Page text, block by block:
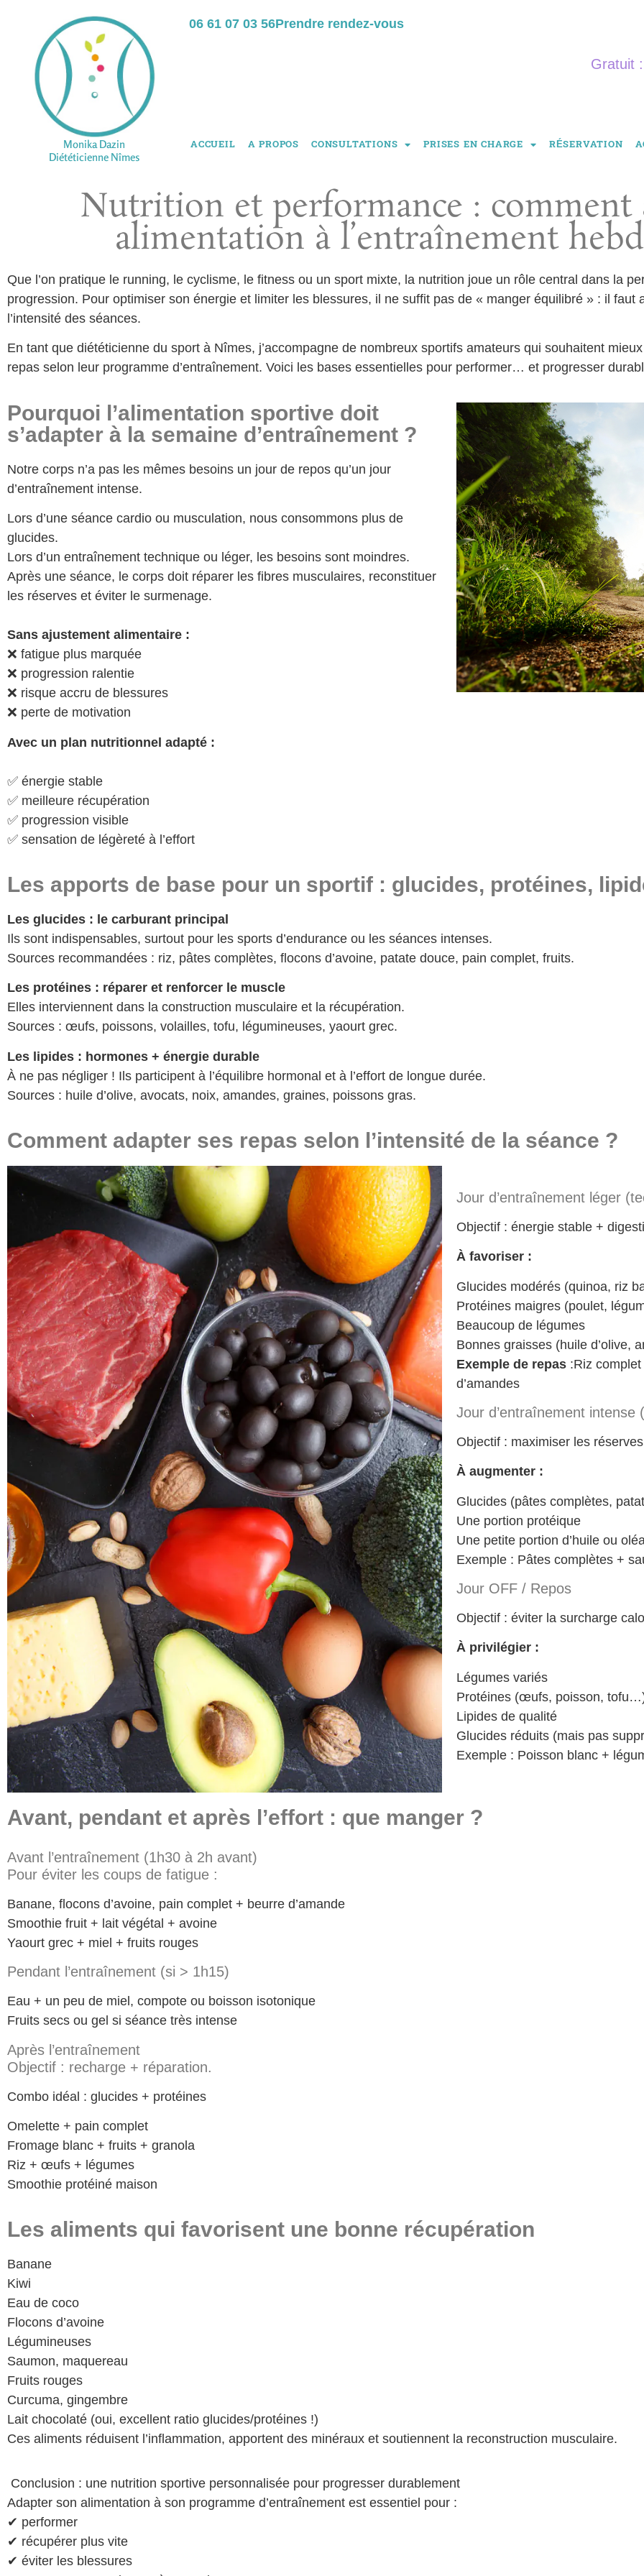
Monika Dazin
Diététicienne Nîmes
06 61 07 03 56Prendre rendez-vous
Gratuit
ACCUEIL A PROPOS CONSULTATIONS PRISES EN CHARGE RÉSERVATION
Nutrition et performance : comment
alimentation à l’entraînement
Que l’on pratique le running, le cyclisme, le fitness ou un sport mixte, la nutrition joue un rôle central dans la
progression. Pour optimiser son énergie et limiter les blessures, il ne suffit pas de « manger équilibré » : il faut
l’intensité des séances.
En tant que diététicienne du sport à Nîmes, j’accompagne de nombreux sportifs amateurs qui souhaitent
repas selon leur programme d’entraînement. Voici les bases essentielles pour performer… et progresser
Pourquoi l’alimentation sportive doit
s’adapter à la semaine d’entraînement ?
Notre corps n’a pas les mêmes besoins un jour de repos qu’un jour
d’entraînement intense.
Lors d’une séance cardio ou musculation, nous consommons plus de
glucides.
Lors d’un entraînement technique ou léger, les besoins sont moindres.
Après une séance, le corps doit réparer les fibres musculaires, reconstituer
les réserves et éviter le surmenage.
Sans ajustement alimentaire :
❌ fatigue plus marquée
❌ progression ralentie
❌ risque accru de blessures
❌ perte de motivation
Avec un plan nutritionnel adapté :
✅ énergie stable
✅ meilleure récupération
✅ progression visible
✅ sensation de légèreté à l’effort
Les apports de base pour un sportif : glucides, protéines,
Les glucides : le carburant principal
Ils sont indispensables, surtout pour les sports d’endurance ou les séances intenses.
Sources recommandées : riz, pâtes complètes, flocons d’avoine, patate douce, pain complet, fruits.
Les protéines : réparer et renforcer le muscle
Elles interviennent dans la construction musculaire et la récupération.
Sources : œufs, poissons, volailles, tofu, légumineuses, yaourt grec.
Les lipides : hormones + énergie durable
À ne pas négliger ! Ils participent à l’équilibre hormonal et à l’effort de longue durée.
Sources : huile d’olive, avocats, noix, amandes, graines, poissons gras.
Comment adapter ses repas selon l’intensité de la séance ?
Jour d’entraînement léger
Objectif : énergie stable +
À favoriser :
Glucides modérés (quinoa, riz
Protéines maigres (poulet,
Beaucoup de légumes
Bonnes graisses (huile d’olive,
Exemple de repas :Riz
d’amandes
Jour d’entraînement
Objectif : maximiser les réserves
À augmenter :
Glucides (pâtes complètes,
Une portion protéique
Une petite portion d’huile ou
Exemple : Pâtes complètes +
Jour OFF / Repos
Objectif : éviter la surcharge
À privilégier :
Légumes variés
Protéines (œufs, poisson,
Lipides de qualité
Glucides réduits (mais pas
Exemple : Poisson blanc +
Avant, pendant et après l’effort : que manger ?
Avant l’entraînement (1h30 à 2h avant)
Pour éviter les coups de fatigue :
Banane, flocons d’avoine, pain complet + beurre d’amande
Smoothie fruit + lait végétal + avoine
Yaourt grec + miel + fruits rouges
Pendant l’entraînement (si > 1h15)
Eau + un peu de miel, compote ou boisson isotonique
Fruits secs ou gel si séance très intense
Après l’entraînement
Objectif : recharge + réparation.
Combo idéal : glucides + protéines
Omelette + pain complet
Fromage blanc + fruits + granola
Riz + œufs + légumes
Smoothie protéiné maison
Les aliments qui favorisent une bonne récupération
Banane
Kiwi
Eau de coco
Flocons d’avoine
Légumineuses
Saumon, maquereau
Fruits rouges
Curcuma, gingembre
Lait chocolaté (oui, excellent ratio glucides/protéines !)
Ces aliments réduisent l’inflammation, apportent des minéraux et soutiennent la reconstruction musculaire.
Conclusion : une nutrition sportive personnalisée pour progresser durablement
Adapter son alimentation à son programme d’entraînement est essentiel pour :
✔ performer
✔ récupérer plus vite
✔ éviter les blessures